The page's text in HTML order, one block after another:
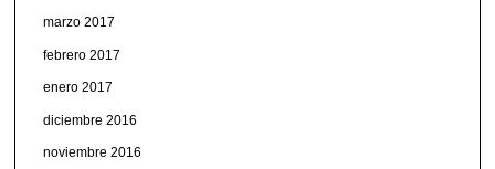
marzo 2017
febrero 2017
enero 2017
diciembre 2016
noviembre 2016